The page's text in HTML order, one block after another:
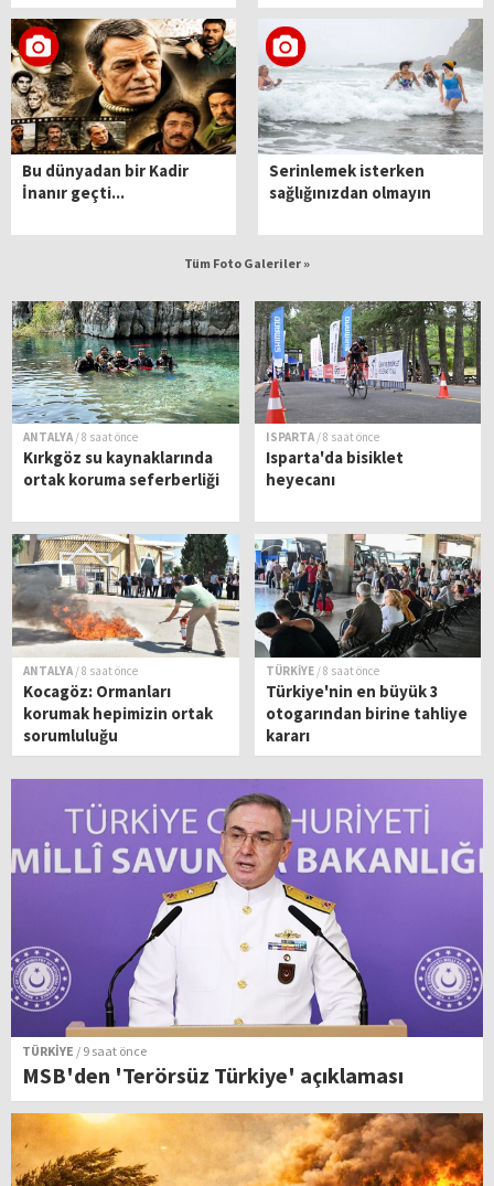
Bu dünyadan bir Kadir
İnanır geçti...
Serinlemek isterken
sağlığınızdan olmayın
Tüm Foto Galeriler »
ANTALYA / 8 saat önce
Kırkgöz su kaynaklarında
ortak koruma seferberliği
ISPARTA / 8 saat önce
Isparta'da bisiklet
heyecanı
ANTALYA / 8 saat önce
Kocagöz: Ormanları
korumak hepimizin ortak
sorumluluğu
TÜRKİYE / 8 saat önce
Türkiye'nin en büyük 3
otogarından birine tahliye
kararı
TÜRKİYE / 9 saat önce
MSB'den 'Terörsüz Türkiye' açıklaması